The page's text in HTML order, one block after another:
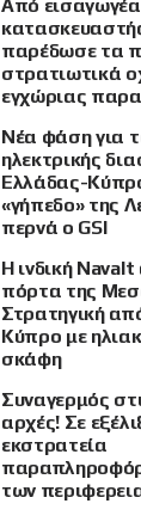
Από
παρέδωσε τα
στρατιωτικά
εγχώριας
Νέα φάση για
ηλεκτρικής
Ελλάδας-
«γήπεδο» της
περνά ο GSI
Η ινδική Navalt
πόρτα της
Στρατηγική
Κύπρο με
σκάφη
Συναγερμός
αρχές! Σε
εκστρατεία
των